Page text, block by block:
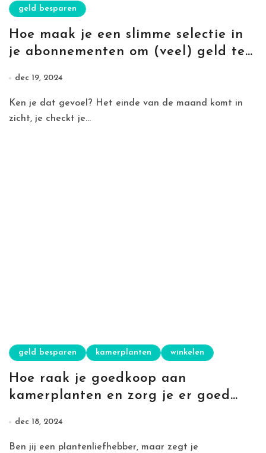
geld besparen
Hoe maak je een slimme selectie in
je abonnementen om (veel) geld te
dec 19, 2024
Ken je dat gevoel? Het einde van de maand komt in
zicht, je checkt je...
geld besparen kamerplanten winkelen
Hoe raak je goedkoop aan
kamerplanten en zorg je er goed
dec 18, 2024
Ben jij een plantenliefhebber, maar zegt je